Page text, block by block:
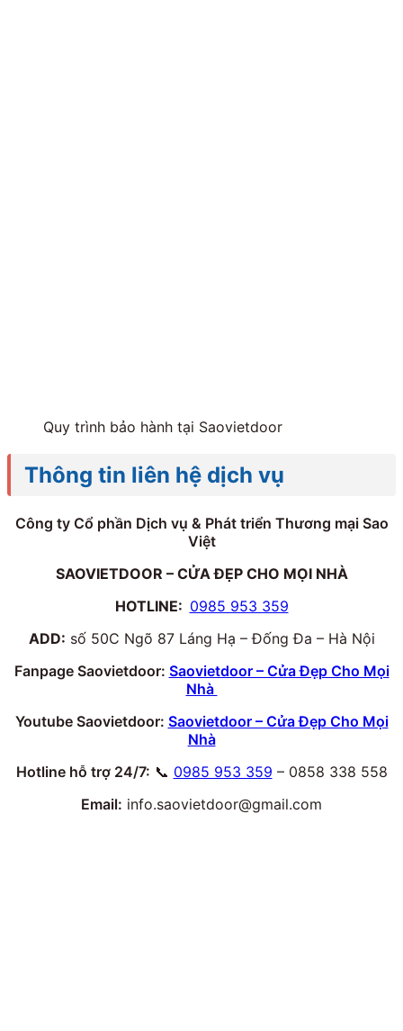
Quy trình bảo hành tại Saovietdoor
Thông tin liên hệ dịch vụ
Công ty Cổ phần Dịch vụ & Phát triển Thương mại Sao
Việt
SAOVIETDOOR – CỬA ĐẸP CHO MỌI NHÀ
HOTLINE: 0985 953 359
ADD: số 50C Ngõ 87 Láng Hạ – Đống Đa – Hà Nội
Fanpage Saovietdoor: Saovietdoor – Cửa Đẹp Cho Mọi
Nhà
Youtube Saovietdoor: Saovietdoor – Cửa Đẹp Cho Mọi
Nhà
Hotline hỗ trợ 24/7: 📞 0985 953 359 – 0858 338 558
Email: info.saovietdoor@gmail.com